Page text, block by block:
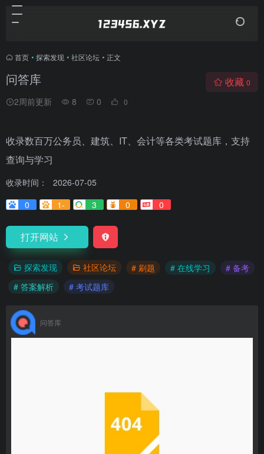
首页 • 探索发现 • 社区论坛 • 正文
问答库
2周前更新 8 0 0
收藏 0
收录数百万公务员、建筑、IT、会计等各类考试题库，支持
查询与学习
收录时间：
2026-07-05
0
1- 3 0 0
打开网站
探索发现 社区论坛 # 刷题 # 在线学习
# 备考
# 答案解析
# 考试题库
问答库